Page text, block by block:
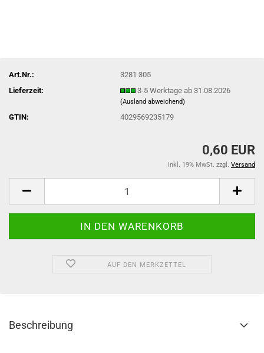
Art.Nr.:
3281 305
Lieferzeit:
3-5 Werktage ab 31.08.2026
(Ausland abweichend)
GTIN: 4029569235179
0,60 EUR
inkl. 19% MwSt. zzgl. Versand
AUF DEN MERKZETTEL
Beschreibung